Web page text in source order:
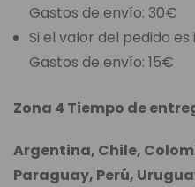
Gastos de envío: 30€
Si el valor del pedido
Gastos de envío: 15€
Zona 4 Tiempo de
Argentina, Chile,
Paraguay, Perú,